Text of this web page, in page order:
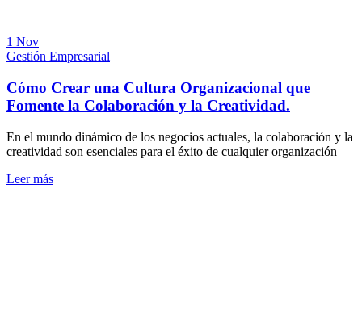
1 Nov
Gestión Empresarial
Cómo Crear una Cultura Organizacional que
Fomente la Colaboración y la Creatividad.
En el mundo dinámico de los negocios actuales, la colaboración y la
creatividad son esenciales para el éxito de cualquier organización
Leer más